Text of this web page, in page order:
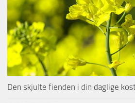
Den skjulte fienden i din daglige